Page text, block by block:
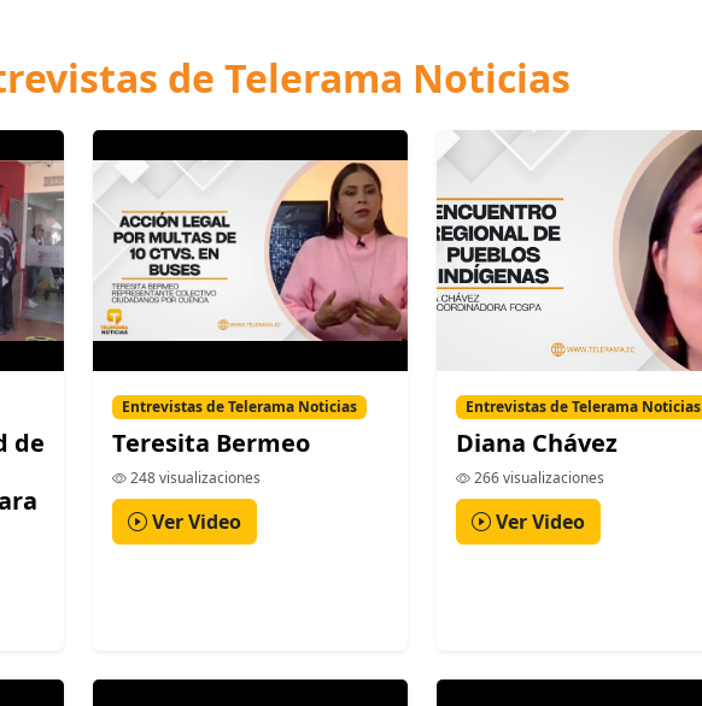
de Telerama Noticias
de
Entrevistas de Telerama Noticias
Teresita Bermeo
248 visualizaciones
Ver Video
Entrevistas de Telerama Noticias
Diana Chávez
266 visualizaciones
Ver Video